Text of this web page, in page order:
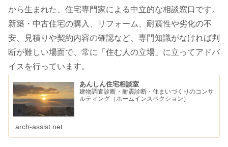
から生まれた、住宅専門家による中立的な相談窓口です。
新築・中古住宅の購入、リフォーム、耐震性や劣化の不
安、見積りや契約内容の確認など、専門知識がなければ判
断が難しい場面で、常に「住む人の立場」に立ってアドバ
イスを行っています。
あんしん住宅相談室
建物調査診断・耐震診断・住まいづくりのコンサ
ルティング（ホームインスペクション）
arch-assist.net